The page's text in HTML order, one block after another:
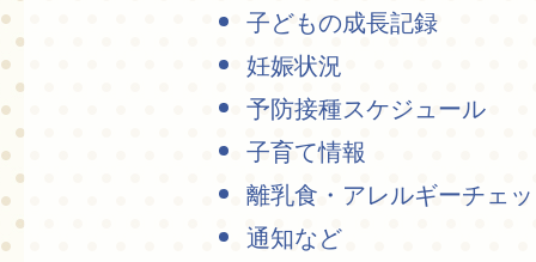
子どもの成長記録
妊娠状況
予防接種スケジュール
子育て情報
離乳食・アレルギーチェ
通知など